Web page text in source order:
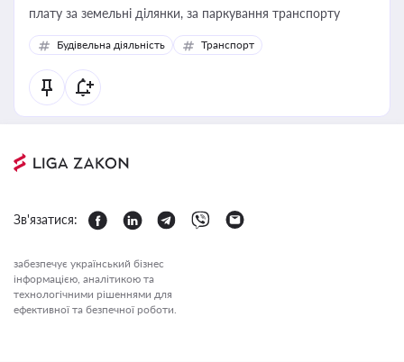
плату за земельні ділянки, за паркування транспорту
Будівельна діяльність Транспорт
Зв'язатися:
забезпечує український бізнес
інформацією, аналітикою та
технологічними рішеннями для
ефективної та безпечної роботи.